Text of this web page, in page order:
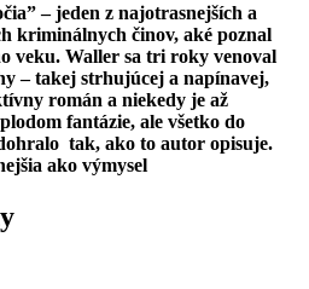
– jeden z najotrasnejších a
kriminálnych činov, aké poznal
veku. Waller sa tri roky venoval
– takej strhujúcej a napínavej,
román a niekedy je až
fantázie, ale všetko do
tak, ako to autor opisuje.
ako výmysel